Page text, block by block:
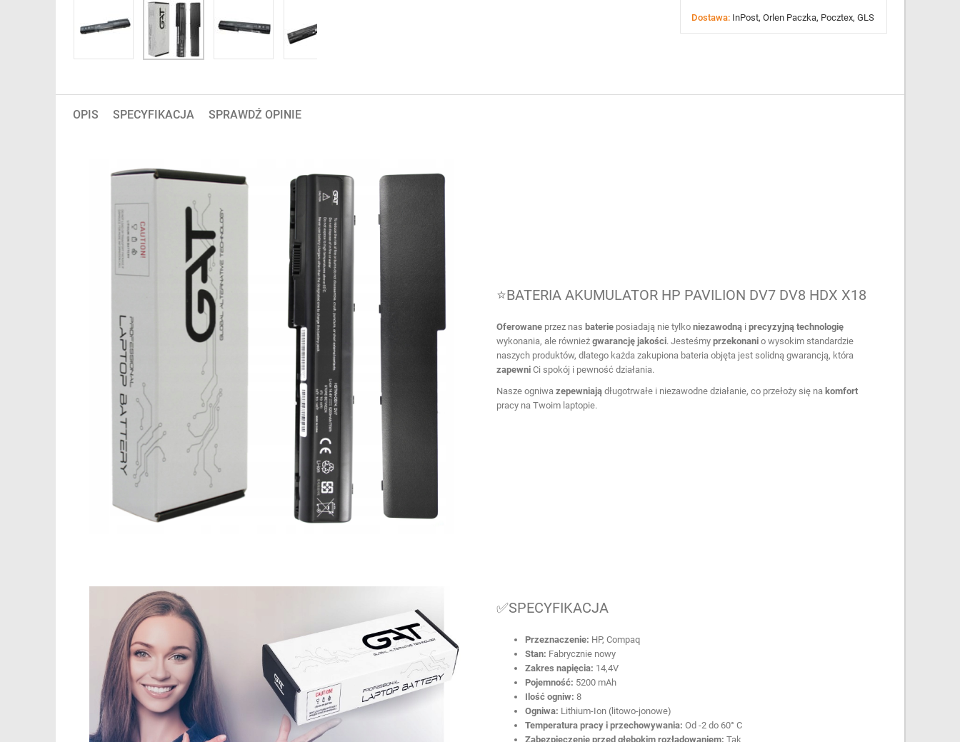
Dostawa: InPost, Orlen Paczka, Pocztex, GLS
OPIS SPECYFIKACJA SPRAWDŹ OPINIE
⭐BATERIA AKUMULATOR HP PAVILION DV7 DV8 HDX X18
Oferowaneprzez nas baterieposiadają nie tylko niezawodnąi precyzyjną technologię
wykonania, ale również gwarancję jakości. Jesteśmy przekonanio wysokim standardzie
naszych produktów, dlatego każda zakupiona bateria objęta jest solidną gwarancją, która
zapewniCi spokój i pewność działania.
Nasze ogniwa zepewniajądługotrwałe i niezawodne działanie, co przełoży się na komfort
pracy na Twoim laptopie.
✅SPECYFIKACJA
Przeznaczenie: HP, Compaq
Stan: Fabrycznie nowy
Zakres napięcia: 14,4V
Pojemność: 5200 mAh
Ilość ogniw: 8
Ogniwa: Lithium-Ion (litowo-jonowe)
Temperatura pracy i przechowywania: Od -2 do 60° C
Zabezpieczenie przed głębokim rozładowaniem: Tak